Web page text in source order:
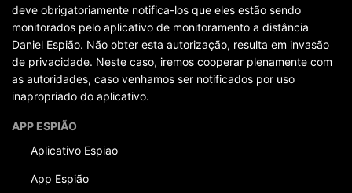
deve obrigatoriamente notifica-los que eles estão sendo
monitorados pelo aplicativo de monitoramento a distância
Daniel Espião. Não obter esta autorização, resulta em invasão
de privacidade. Neste caso, iremos cooperar plenamente com
as autoridades, caso venhamos ser notificados por uso
inapropriado do aplicativo.
APP ESPIÃO
Aplicativo Espiao
App Espião